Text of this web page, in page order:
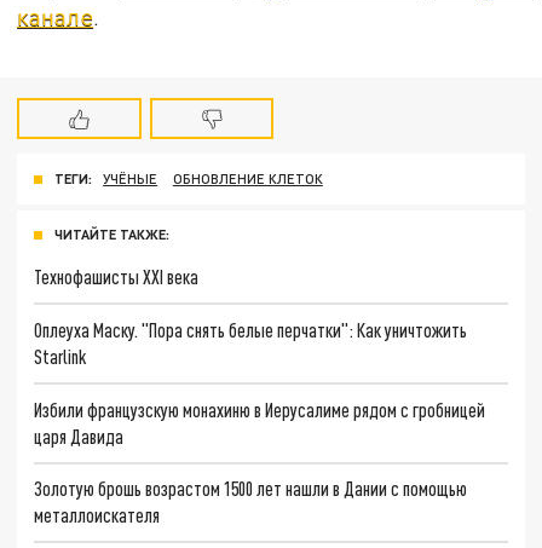
канале.
ТЕГИ: УЧЁНЫЕ ОБНОВЛЕНИЕ КЛЕТОК
ЧИТАЙТЕ ТАКЖЕ:
Технофашисты XXI века
Оплеуха Маску. "Пора снять белые перчатки": Как уничтожить
Starlink
Избили французскую монахиню в Иерусалиме рядом с гробницей
царя Давида
Золотую брошь возрастом 1500 лет нашли в Дании с помощью
металлоискателя